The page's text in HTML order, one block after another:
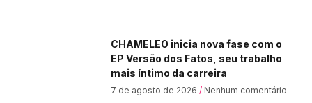
CHAMELEO inicia nova fase com o
EP Versão dos Fatos, seu trabalho
mais íntimo da carreira
7 de agosto de 2026 Nenhum comentário